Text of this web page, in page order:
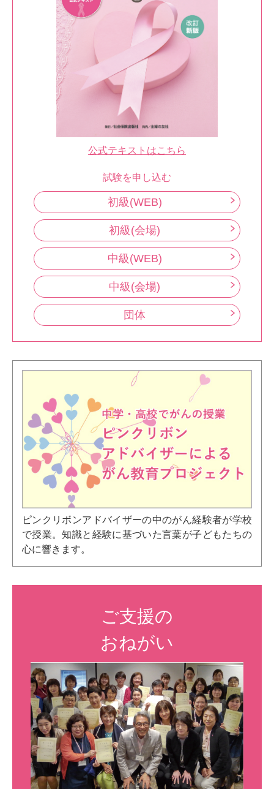
公式テキストはこちら
試験を申し込む
初級(WEB)
初級(会場)
中級(WEB)
中級(会場)
団体
ピンクリボンアドバイザーの中のがん経験者が学校
で授業。知識と経験に基づいた言葉が子どもたちの
心に響きます。
ご支援の
おねがい